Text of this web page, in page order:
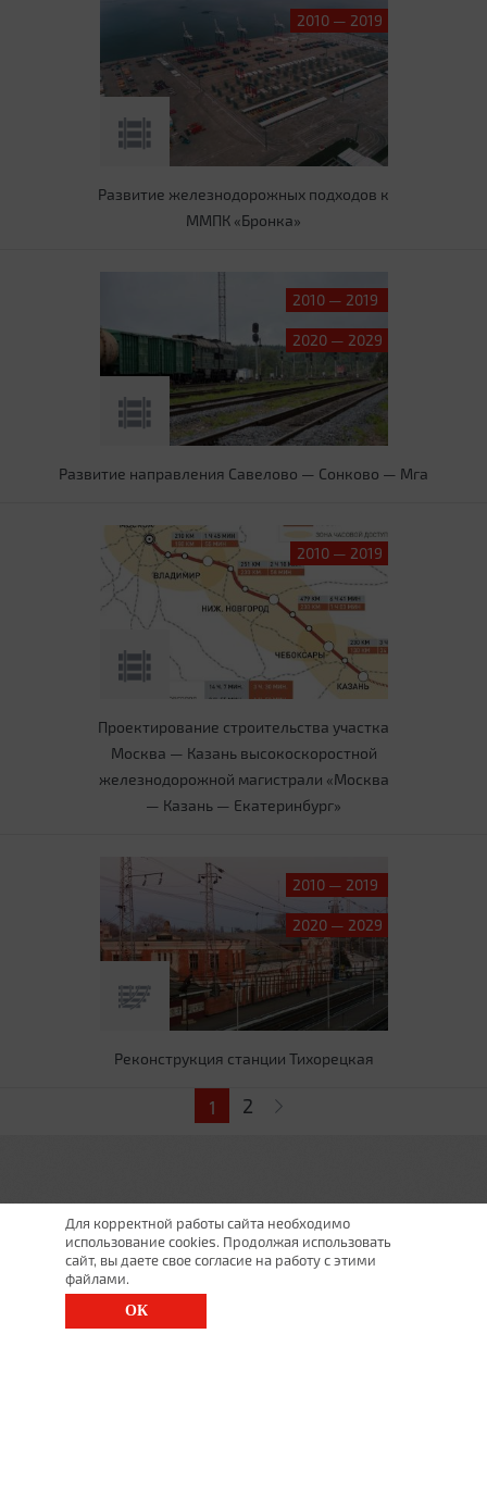
2010 — 2019
Развитие железнодорожных подходов к
ММПК «Бронка»
2010 — 2019
2020 — 2029
Развитие направления Савелово — Сонково — Мга
2010 — 2019
Проектирование строительства участка
Москва — Казань высокоскоростной
железнодорожной магистрали «Москва
— Казань — Екатеринбург»
2010 — 2019
2020 — 2029
Реконструкция станции Тихорецкая
1 2
Для корректной работы сайта необходимо
использование cookies. Продолжая использовать
сайт, вы даете свое согласие на работу с этими
файлами.
ОК